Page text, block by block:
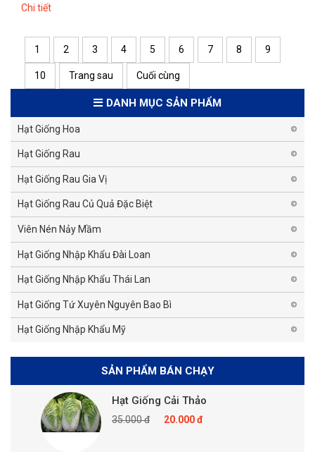
Chi tiết
1 2 3 4 5 6 7 8 9
10 Trang sau Cuối cùng
DANH MỤC SẢN PHẨM
Hạt Giống Hoa
Hạt Giống Rau
Hạt Giống Rau Gia Vị
Hạt Giống Rau Củ Quả Đặc Biệt
Viên Nén Nảy Mầm
Hạt Giống Nhập Khẩu Đài Loan
Hạt Giống Nhập Khẩu Thái Lan
Hạt Giống Tứ Xuyên Nguyên Bao Bì
Hạt Giống Nhập Khẩu Mỹ
SẢN PHẨM BÁN CHẠY
Hạt Giống Cải Thảo
35.000 đ 20.000 đ